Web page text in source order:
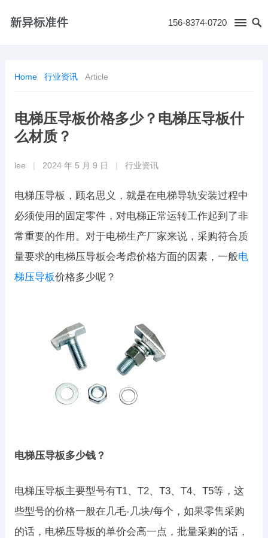
156-8374-0720
Home 行业资讯 Article
电梯压导板价格多少？电梯压导板什
么材质？
lee 2024 年 5 月 9 日 行业资讯
电梯压导板，顾名思义，就是在电梯导轨安装过程中
必须使用的固定零件，对电梯正常运转工作起到了非
常重要的作用。对于电梯生产厂家来说，采购符合质
量要求的电梯压导板会考虑价格方面的因素，一般电
梯压导板价格多少呢？
电梯压导板多少钱？
电梯压导板主要型号有T1、T2、T3、T4、T5等，这
些型号的价格一般在几毛-几块/每个，如果零售采购
的话，电梯压导板的单价会高一点，批量采购的话，